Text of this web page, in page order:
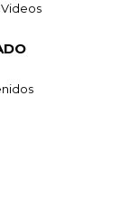
Videos